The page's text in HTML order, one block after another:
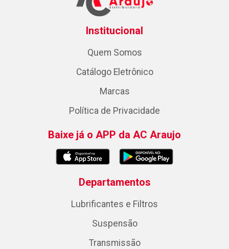
Institucional
Quem Somos
Catálogo Eletrônico
Marcas
Política de Privacidade
Baixe já o APP da AC Araujo
Departamentos
Lubrificantes e Filtros
Suspensão
Transmissão